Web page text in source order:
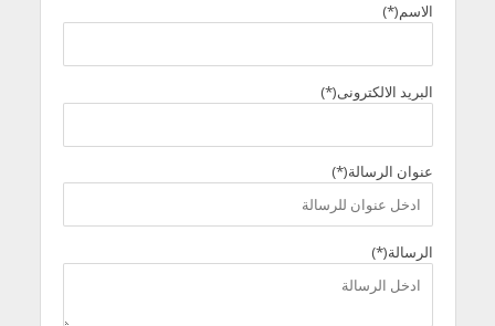
الاسم(*)
البريد الالكترونى(*)
عنوان الرسالة(*)
الرسالة(*)